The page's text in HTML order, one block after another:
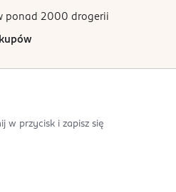
ponad 2000 drogerii
w przycisk i zapisz się